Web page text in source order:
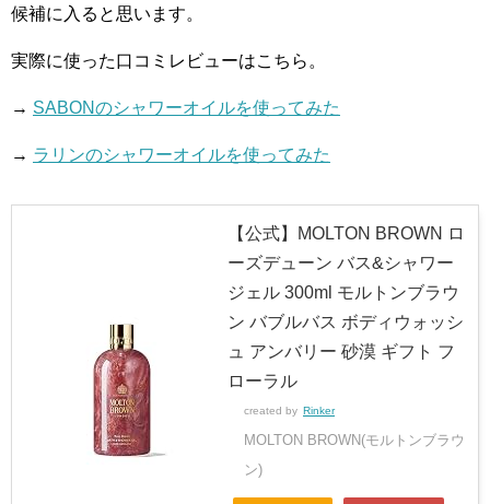
候補に入ると思います。
実際に使った口コミレビューはこちら。
→ SABONのシャワーオイルを使ってみた
→ ラリンのシャワーオイルを使ってみた
【公式】MOLTON BROWN ロ
ーズデューン バス&シャワー
ジェル 300ml モルトンブラウ
ン バブルバス ボディウォッシ
ュ アンバリー 砂漠 ギフト フ
ローラル
created by Rinker
MOLTON BROWN(モルトンブラウ
ン)